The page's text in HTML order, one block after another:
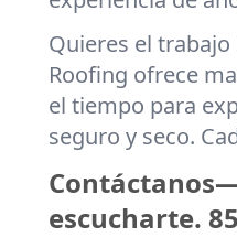
Quieres el
Roofing ofrece
el tiempo para
seguro y seco.
escucharte.